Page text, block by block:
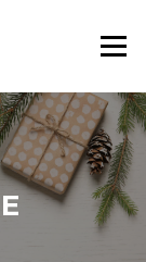
Valikko